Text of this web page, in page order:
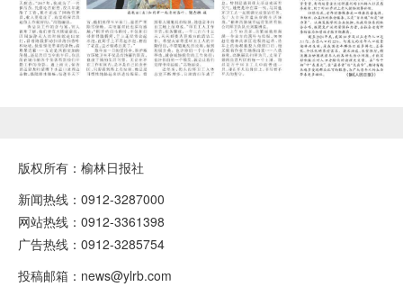
版权所有：榆林日报社
新闻热线：0912-3287000
网站热线：0912-3361398
广告热线：0912-3285754
投稿邮箱：news@ylrb.com